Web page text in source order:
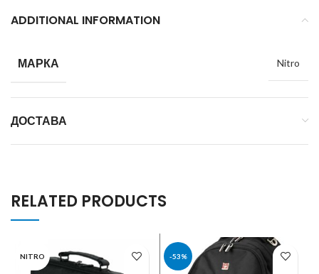
ADDITIONAL INFORMATION
МАРКА Nitro
ДОСТАВА
RELATED PRODUCTS
NITRO -53%